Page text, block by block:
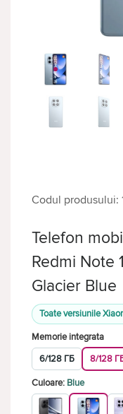
Codul produsului:
Telefon
Redmi Note
Glacier Blue
Toate versiunile
Memorie integrata
6/128 ГБ
8/128
Culoare: Blue